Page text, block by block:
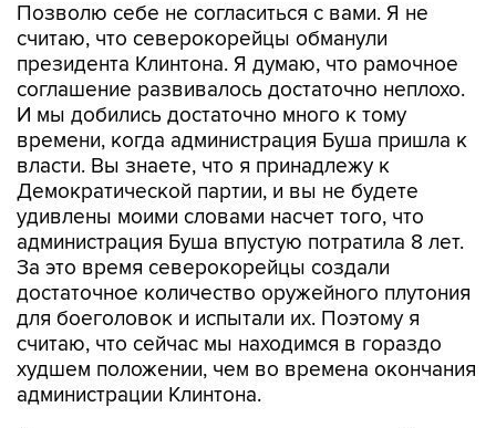
Позволю себе не согласиться с вами. Я не
считаю, что северокорейцы обманули
президента Клинтона. Я думаю, что рамочное
соглашение развивалось достаточно неплохо.
И мы добились достаточно много к тому
времени, когда администрация Буша пришла к
власти. Вы знаете, что я принадлежу к
Демократической партии, и вы не будете
удивлены моими словами насчет того, что
администрация Буша впустую потратила 8 лет.
За это время северокорейцы создали
достаточное количество оружейного плутония
для боеголовок и испытали их. Поэтому я
считаю, что сейчас мы находимся в гораздо
худшем положении, чем во времена окончания
администрации Клинтона.